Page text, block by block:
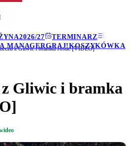
2026/27
TERMINARZ
MANAGERGRAJ!KOSZYKÓWKA
z Gliwic i bramka Josue [VIDEO]
Gliwic i bramka